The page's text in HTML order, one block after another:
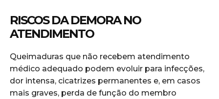
RISCOS DA DEMORA NO
ATENDIMENTO
Queimaduras que não recebem atendimento
médico adequado podem evoluir para infecções,
dor intensa, cicatrizes permanentes e, em casos
mais graves, perda de função do membro